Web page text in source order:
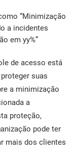
“Minimização
a incidentes
em yy%”
de acesso está
suas
a minimização
a
proteção,
pode ter
mais dos clientes